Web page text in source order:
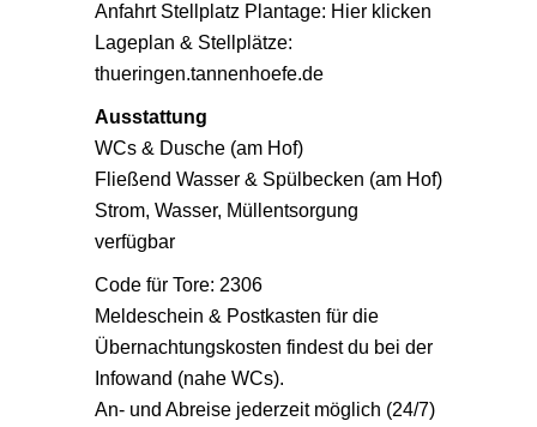
Anfahrt Stellplatz Plantage: Hier klicken
Lageplan & Stellplätze:
thueringen.tannenhoefe.de
Ausstattung
WCs & Dusche (am Hof)
Fließend Wasser & Spülbecken (am Hof)
Strom, Wasser, Müllentsorgung
verfügbar
Code für Tore: 2306
Meldeschein & Postkasten für die
Übernachtungskosten findest du bei der
Infowand (nahe WCs).
An- und Abreise jederzeit möglich (24/7)